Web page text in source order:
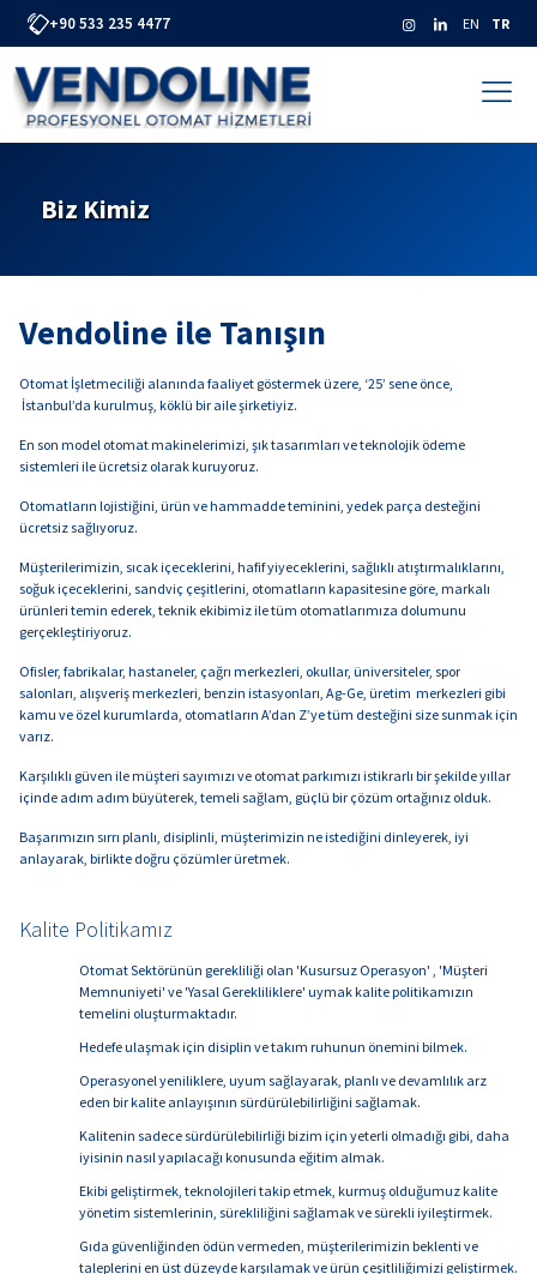
+90 533 235 4477 EN TR
Biz Kimiz
Vendoline ile Tanışın
Otomat İşletmeciliği alanında faaliyet göstermek üzere, ‘25’ sene önce,
İstanbul’da kurulmuş, köklü bir aile şirketiyiz.
En son model otomat makinelerimizi, şık tasarımları ve teknolojik ödeme
sistemleri ile ücretsiz olarak kuruyoruz.
Otomatların lojistiğini, ürün ve hammadde teminini, yedek parça desteğini
ücretsiz sağlıyoruz.
Müşterilerimizin, sıcak içeceklerini, hafif yiyeceklerini, sağlıklı atıştırmalıklarını,
soğuk içeceklerini, sandviç çeşitlerini, otomatların kapasitesine göre, markalı
ürünleri temin ederek, teknik ekibimiz ile tüm otomatlarımıza dolumunu
gerçekleştiriyoruz.
Ofisler, fabrikalar, hastaneler, çağrı merkezleri, okullar, üniversiteler, spor
salonları, alışveriş merkezleri, benzin istasyonları, Ag-Ge, üretim merkezleri gibi
kamu ve özel kurumlarda, otomatların A’dan Z’ye tüm desteğini size sunmak için
varız.
Karşılıklı güven ile müşteri sayımızı ve otomat parkımızı istikrarlı bir şekilde yıllar
içinde adım adım büyüterek, temeli sağlam, güçlü bir çözüm ortağınız olduk.
Başarımızın sırrı planlı, disiplinli, müşterimizin ne istediğini dinleyerek, iyi
anlayarak, birlikte doğru çözümler üretmek.
Kalite Politikamız
Otomat Sektörünün gerekliliği olan 'Kusursuz Operasyon' , 'Müşteri
Memnuniyeti' ve 'Yasal Gerekliliklere' uymak kalite politikamızın
temelini oluşturmaktadır.
Hedefe ulaşmak için disiplin ve takım ruhunun önemini bilmek.
Operasyonel yeniliklere, uyum sağlayarak, planlı ve devamlılık arz
eden bir kalite anlayışının sürdürülebilirliğini sağlamak.
Kalitenin sadece sürdürülebilirliği bizim için yeterli olmadığı gibi, daha
iyisinin nasıl yapılacağı konusunda eğitim almak.
Ekibi geliştirmek, teknolojileri takip etmek, kurmuş olduğumuz kalite
yönetim sistemlerinin, sürekliliğini sağlamak ve sürekli iyileştirmek.
Gıda güvenliğinden ödün vermeden, müşterilerimizin beklenti ve
taleplerini en üst düzeyde karşılamak ve ürün çeşitliliğimizi geliştirmek.